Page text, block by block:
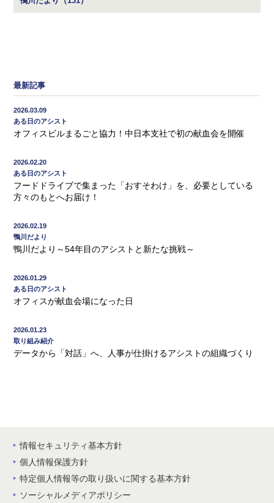
最新記事
2026.03.09
ある日のアシスト
オフィスビルまるごと協力！中日本支社で初の献血会を開催
2026.02.20
ある日のアシスト
フードドライブで集まった「おすそわけ」を、必要としている
方々のもとへお届け！
2026.02.19
鴨川だより
鴨川だより～54年目のアシストと新たな挑戦～
2026.01.29
ある日のアシスト
オフィスが献血会場になった日
2026.01.23
取り組み紹介
データから「対話」へ、人事が仕掛けるアシストの組織づくり
情報セキュリティ基本方針
個人情報保護方針
特定個人情報等の取り扱いに関する基本方針
ソーシャルメディアポリシー